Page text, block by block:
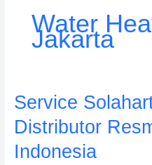
Water
Jakarta
Service
Distributor
Indonesia
Service
Solahart
Jakarta:
Distributor
Resmi